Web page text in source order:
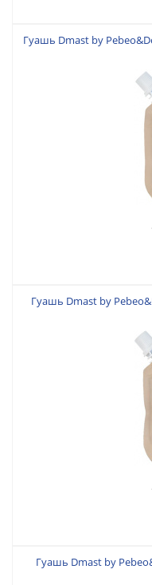
Гуашь Dmast by
Гуашь Dmast by
Гуашь Dmast by